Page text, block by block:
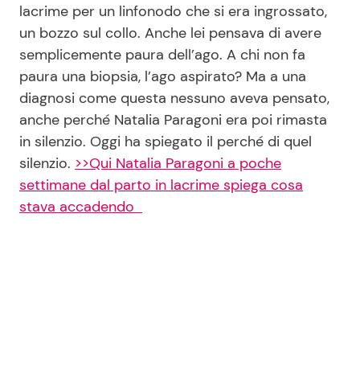
Contattaci
Privacy Policy
lacrime per un linfonodo che si era ingrossato,
un bozzo sul collo. Anche lei pensava di avere
semplicemente paura dell’ago. A chi non fa
paura una biopsia, l’ago aspirato? Ma a una
diagnosi come questa nessuno aveva pensato,
anche perché Natalia Paragoni era poi rimasta
in silenzio. Oggi ha spiegato il perché di quel
silenzio. >>Qui Natalia Paragoni a poche
settimane dal parto in lacrime spiega cosa
stava accadendo